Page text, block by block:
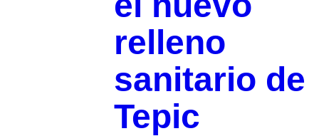
relleno
sanitario de
Tepic